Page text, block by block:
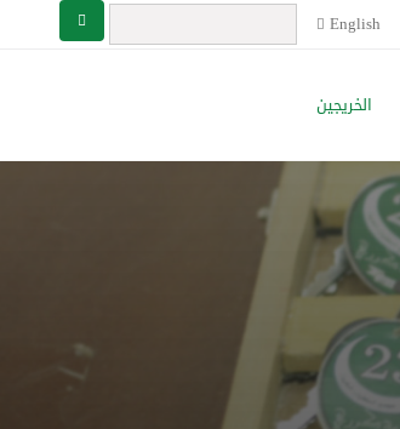
English
الخريجين